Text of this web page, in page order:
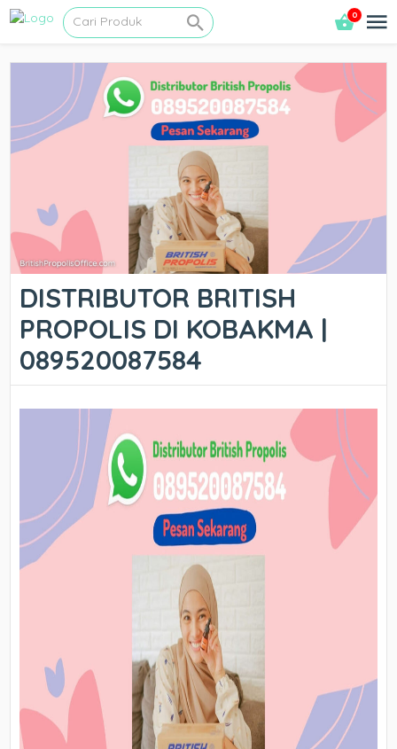
0
DISTRIBUTOR BRITISH
PROPOLIS DI KOBAKMA |
089520087584